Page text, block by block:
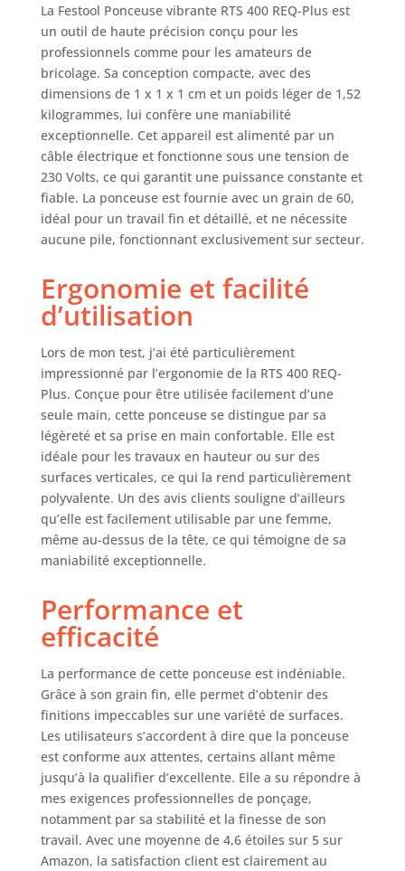
fabricada en vellón
de poliéster
extraduradero
Avec un
démarrage jusqu'à
25 % supérieur : le
système de
régulation
électronique MMC
transfère la
puissance de 250
W directement à la
surface de travail
La Festool Ponceuse vibrante RTS 400 REQ-Plus est
un outil de haute précision conçu pour les
professionnels comme pour les amateurs de
bricolage. Sa conception compacte, avec des
dimensions de 1 x 1 x 1 cm et un poids léger de 1,52
kilogrammes, lui confère une maniabilité
exceptionnelle. Cet appareil est alimenté par un
câble électrique et fonctionne sous une tension de
230 Volts, ce qui garantit une puissance constante et
fiable. La ponceuse est fournie avec un grain de 60,
idéal pour un travail fin et détaillé, et ne nécessite
aucune pile, fonctionnant exclusivement sur secteur.
Ergonomie et facilité
d’utilisation
Lors de mon test, j’ai été particulièrement
impressionné par l’ergonomie de la RTS 400 REQ-
Plus. Conçue pour être utilisée facilement d’une
seule main, cette ponceuse se distingue par sa
légèreté et sa prise en main confortable. Elle est
idéale pour les travaux en hauteur ou sur des
surfaces verticales, ce qui la rend particulièrement
polyvalente. Un des avis clients souligne d’ailleurs
qu’elle est facilement utilisable par une femme,
même au-dessus de la tête, ce qui témoigne de sa
maniabilité exceptionnelle.
Performance et
efficacité
La performance de cette ponceuse est indéniable.
Grâce à son grain fin, elle permet d’obtenir des
finitions impeccables sur une variété de surfaces.
Les utilisateurs s’accordent à dire que la ponceuse
est conforme aux attentes, certains allant même
jusqu’à la qualifier d’excellente. Elle a su répondre à
mes exigences professionnelles de ponçage,
notamment par sa stabilité et la finesse de son
travail. Avec une moyenne de 4,6 étoiles sur 5 sur
Amazon, la satisfaction client est clairement au